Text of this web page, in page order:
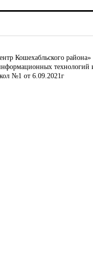
Кошехабльского района»
№1 от 6.09.2021г